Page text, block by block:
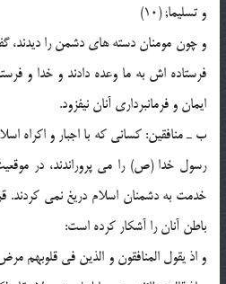
و تسلیما; (10)
و چون مومنان دسته هاى دشمن را دیدند،
فرستاده اش به ما وعده دادند و خدا و
ایمان و فرمانبردارى آنان نیفزود.
ب ـ منافقین: کسانى که با اجبار و اکراه
رسول خدا (ص) را مى پروراندند، در
خدمت به دشمنان اسلام دریغ نمى کردند.
باطن آنان را آشکار کرده است:
و اذ یقول المنافقون و الذین فى قلوبهم مرض